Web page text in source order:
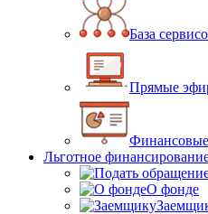
База
Прямые
Финансовые
Льготное
О фонде